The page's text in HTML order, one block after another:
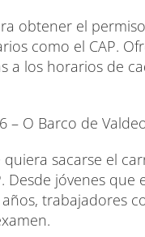
obtener el
como el CAP.
a los horarios de
– O Barco de
quiera sacarse el
Desde jóvenes
trabajadores